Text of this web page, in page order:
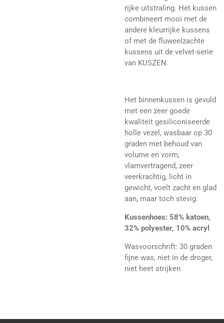
rijke uitstraling. Het kussen
combineert mooi met de
andere kleurrijke kussens
of met de fluweelzachte
kussens uit de velvet-serie
van KUSZEN.
Het binnenkussen is gevuld
met een zeer goede
kwaliteit gesiliconiseerde
holle vezel, wasbaar op 30
graden met behoud van
volume en vorm,
vlamvertragend, zeer
veerkrachtig, licht in
gewicht, voelt zacht en glad
aan, maar toch stevig.
Kussenhoes: 58% katoen,
32% polyester, 10% acryl
Wasvoorschrift: 30 graden
fijne was, niet in de droger,
niet heet strijken